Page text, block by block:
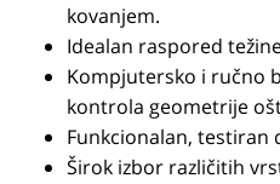
kovanjem.
Idealan raspored
Kompjutersko i ručno
kontrola geometrije
Funkcionalan, testiran
Širok izbor različitih